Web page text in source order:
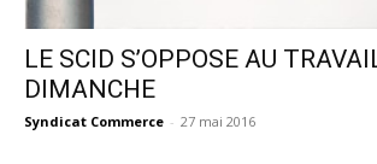
LE SCID S’OPPOSE AU
DIMANCHE
Syndicat Commerce - 27 mai 2016